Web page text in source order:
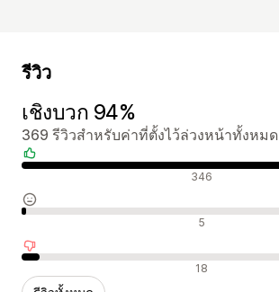
รีวิว
เชิงบวก 94%
369 รีวิวสำหรับค่าที่ตั้งไว้ล่วงหน้าทั้งหมด
รีวิวเชิงบวก 346
รีวิวที่เป็นกลาง 5
รีวิวเชิงลบ 18